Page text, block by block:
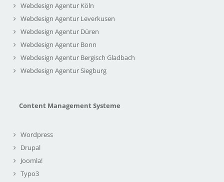
Webdesign Agentur Köln
Webdesign Agentur Leverkusen
Webdesign Agentur Düren
Webdesign Agentur Bonn
Webdesign Agentur Bergisch Gladbach
Webdesign Agentur Siegburg
Content Management Systeme
Wordpress
Drupal
Joomla!
Typo3